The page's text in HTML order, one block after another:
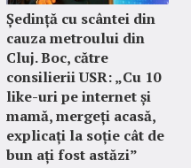
Ședință cu scântei din
cauza metroului din
Cluj. Boc, către
consilierii USR: „Cu 10
like-uri pe internet și
mamă, mergeți acasă,
explicați la soție cât de
bun ați fost astăzi”